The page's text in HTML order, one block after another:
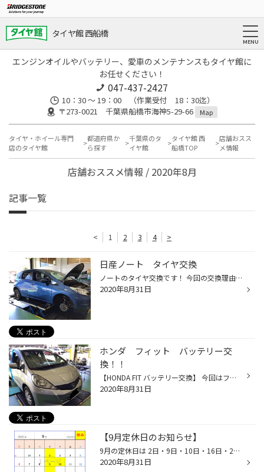
タイヤ館 西船橋
エンジンオイルやバッテリー、愛車のメンテナンスもタイヤ館に
お任せください！
047-437-2427
10：30 ～ 19：00 （作業受付 18：30迄）
〒273-0021 千葉県船橋市海神5-29-66
Map
タイヤ・ホイール専門
店のタイヤ館
都道府県か
ら探す
千葉県のタ
イヤ館
タイヤ館 西
船橋TOP
店舗おスス
メ情報
店舗おススメ情報 / 2020年8月
記事一覧
< 1 2 3 4 >
日産ノート タイヤ交換
ノートのタイヤ交換です！ 今回の交換理由はパンクでした(´；ω；`)ｳｩｩ タイヤの憎き天敵！クギ（ビス）です！！ 幾度となくこの天敵を見てきましたが また今回もこいつの仕業です。 新車から装着のタイヤよりは性能は下げたくないという希望で 今回は、エコピア NH100 を装着しました！ タイヤ館で...
2020年8月31日
ホンダ フィット バッテリー交
換！！
【HONDA FIT バッテリー交換】 今回はフィットのバッテリー交換をご紹介します!(^^)! 当店ではオイル・バッテリー・ワイパー・エアコンフィルター等の無料安全点検を行っております。 今回のフィットはドライブレコーダー取り付けと無料安全点検を実施しましたところ バッテリーの使用年数が約4年7...
2020年8月31日
【9月定休日のお知らせ】
9月の定休日は 2日・9日・10日・16日・23日となります。 今月は30日(水)は通常営業となります。 お客様にはご不便お掛け致しますがよろしくお願い致します。
2020年8月31日